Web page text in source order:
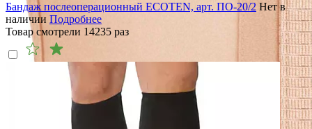
Бандаж послеоперационный ECOTEN, арт. ПО-20/2 Нет в
наличии Подробнее
Товар смотрели 14235 раз